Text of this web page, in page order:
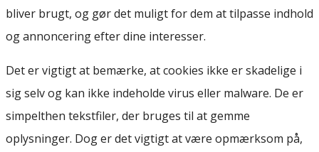
bliver brugt, og gør det muligt for dem at tilpasse indhold
og annoncering efter dine interesser.
Det er vigtigt at bemærke, at cookies ikke er skadelige i
sig selv og kan ikke indeholde virus eller malware. De er
simpelthen tekstfiler, der bruges til at gemme
oplysninger. Dog er det vigtigt at være opmærksom på,